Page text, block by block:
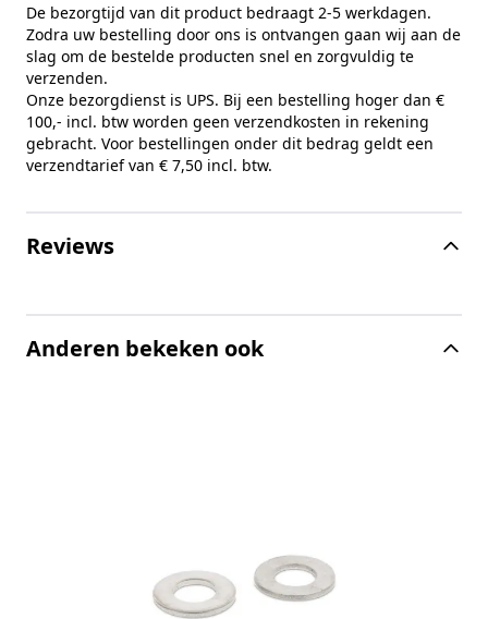
De bezorgtijd van dit product bedraagt 2-5 werkdagen.
Zodra uw bestelling door ons is ontvangen gaan wij aan de
slag om de bestelde producten snel en zorgvuldig te
verzenden.
Onze bezorgdienst is UPS. Bij een bestelling hoger dan €
100,- incl. btw worden geen verzendkosten in rekening
gebracht. Voor bestellingen onder dit bedrag geldt een
verzendtarief van € 7,50 incl. btw.
Reviews
Anderen bekeken ook